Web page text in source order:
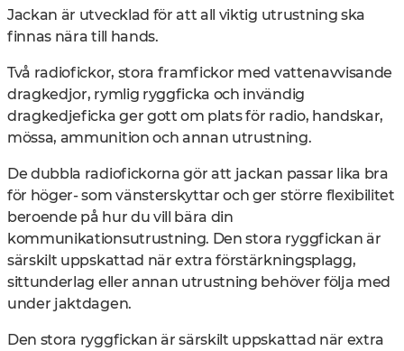
Jackan är utvecklad för att all viktig utrustning ska
finnas nära till hands.
Två radiofickor, stora framfickor med vattenavvisande
dragkedjor, rymlig ryggficka och invändig
dragkedjeficka ger gott om plats för radio, handskar,
mössa, ammunition och annan utrustning.
De dubbla radiofickorna gör att jackan passar lika bra
för höger- som vänsterskyttar och ger större flexibilitet
beroende på hur du vill bära din
kommunikationsutrustning. Den stora ryggfickan är
särskilt uppskattad när extra förstärkningsplagg,
sittunderlag eller annan utrustning behöver följa med
under jaktdagen.
Den stora ryggfickan är särskilt uppskattad när extra